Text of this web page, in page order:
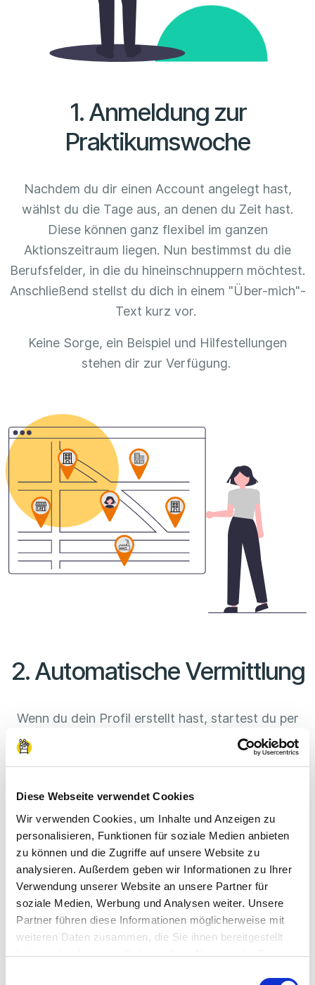
Diese Webseite verwendet Cookies
Wir verwenden Cookies, um Inhalte und Anzeigen zu
personalisieren, Funktionen für soziale Medien anbieten
zu können und die Zugriffe auf unsere Website zu
analysieren. Außerdem geben wir Informationen zu Ihrer
Verwendung unserer Website an unsere Partner für
soziale Medien, Werbung und Analysen weiter. Unsere
Partner führen diese Informationen möglicherweise mit
weiteren Daten zusammen, die Sie ihnen bereitgestellt
haben oder die sie im Rahmen Ihrer Nutzung der Dienste
1. Anmeldung zur
Praktikumswoche
Nachdem du dir einen Account angelegt hast,
wählst du die Tage aus, an denen du Zeit hast.
Diese können ganz flexibel im ganzen
Aktionszeitraum liegen. Nun bestimmst du die
Berufsfelder, in die du hineinschnuppern möchtest.
Anschließend stellst du dich in einem "Über-mich"-
Text kurz vor.
Keine Sorge, ein Beispiel und Hilfestellungen
stehen dir zur Verfügung.
2. Automatische Vermittlung
Wenn du dein Profil erstellt hast, startest du per
Knopfdruck die aktive Vermittlung. Jetzt wirst du
basierend auf deinen ausgewählten Berufsfeldern
Stand deiner Vermittlung verfolgen. Sobald dich
ein Unternehmen annimmt, bekommst du eine
Benachrichtigung.